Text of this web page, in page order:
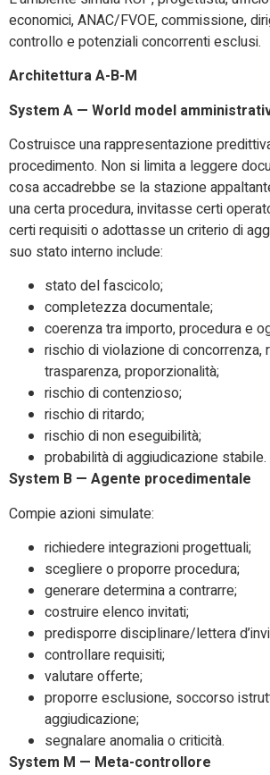
economici, ANAC/FVOE, commissione,
controllo e potenziali concorrenti esclusi.
Architettura A-B-M
System A — World model
Costruisce una rappresentazione
procedimento. Non si limita a leggere
cosa accadrebbe se la stazione
una certa procedura, invitasse certi
certi requisiti o adottasse un criterio di
suo stato interno include:
stato del fascicolo;
completezza documentale;
coerenza tra importo, procedura e
rischio di violazione di concorrenza,
trasparenza, proporzionalità;
rischio di contenzioso;
rischio di ritardo;
rischio di non eseguibilità;
probabilità di aggiudicazione stabile.
System B — Agente procedimentale
Compie azioni simulate:
richiedere integrazioni progettuali;
scegliere o proporre procedura;
generare determina a contrarre;
costruire elenco invitati;
predisporre disciplinare/lettera
controllare requisiti;
valutare offerte;
proporre esclusione, soccorso
aggiudicazione;
segnalare anomalia o criticità.
System M — Meta-controllore